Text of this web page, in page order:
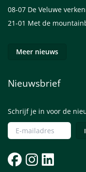
08-07 De Veluwe
21-01 Met de
Meer nieuws
Nieuwsbrief
Schrijf je in voor de